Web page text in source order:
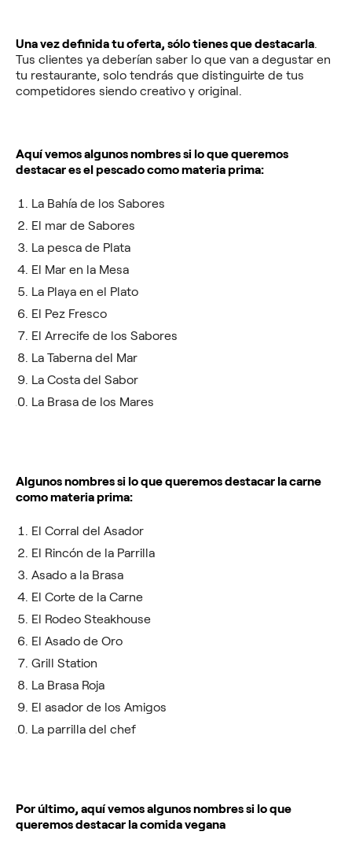
Una vez definida tu oferta, sólo tienes que destacarla.
Tus clientes ya deberían saber lo que van a degustar en
tu restaurante, solo tendrás que distinguirte de tus
competidores siendo creativo y original.
Aquí vemos algunos nombres si lo que queremos
destacar es el pescado como materia prima:
La Bahía de los Sabores
El mar de Sabores
La pesca de Plata
El Mar en la Mesa
La Playa en el Plato
El Pez Fresco
El Arrecife de los Sabores
La Taberna del Mar
La Costa del Sabor
La Brasa de los Mares
Algunos nombres si lo que queremos destacar la carne
como materia prima:
El Corral del Asador
El Rincón de la Parrilla
Asado a la Brasa
El Corte de la Carne
El Rodeo Steakhouse
El Asado de Oro
Grill Station
La Brasa Roja
El asador de los Amigos
La parrilla del chef
Por último, aquí vemos algunos nombres si lo que
queremos destacar la comida vegana